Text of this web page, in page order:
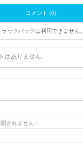
コメント (0)
ラックバックは利用できません。
はありません。
されません -